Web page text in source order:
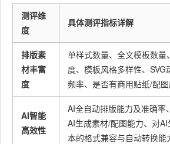
测评维
度
具体测评指标详解
排版素
材丰富
度
单样式数量、全文模板数量
度、模板风格多样性、
频率、是否有商用贴纸/配
AI智能
高效性
AI全自动排版能力及准确率
AI生成素材/配图能力、对
本的格式兼容与自动转换能